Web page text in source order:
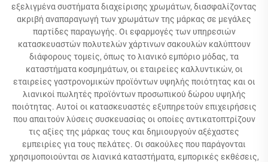
εξελιγμένα συστήματα διαχείρισης χρωμάτων, διασφαλίζοντας
ακριβή αναπαραγωγή των χρωμάτων της μάρκας σε μεγάλες
παρτίδες παραγωγής. Οι εφαρμογές των υπηρεσιών
κατασκευαστών πολυτελών χάρτινων σακουλών καλύπτουν
διάφορους τομείς, όπως το λιανικό εμπόριο μόδας, τα
καταστήματα κοσμημάτων, οι εταιρείες καλλυντικών, οι
εταιρείες γαστρονομικών προϊόντων υψηλής ποιότητας και οι
λιανικοί πωλητές προϊόντων προσωπικού δώρου υψηλής
ποιότητας. Αυτοί οι κατασκευαστές εξυπηρετούν επιχειρήσεις
που απαιτούν λύσεις συσκευασίας οι οποίες αντικατοπτρίζουν
τις αξίες της μάρκας τους και δημιουργούν αξέχαστες
εμπειρίες για τους πελάτες. Οι σακούλες που παράγονται
χρησιμοποιούνται σε λιανικά καταστήματα, εμπορικές εκθέσεις,